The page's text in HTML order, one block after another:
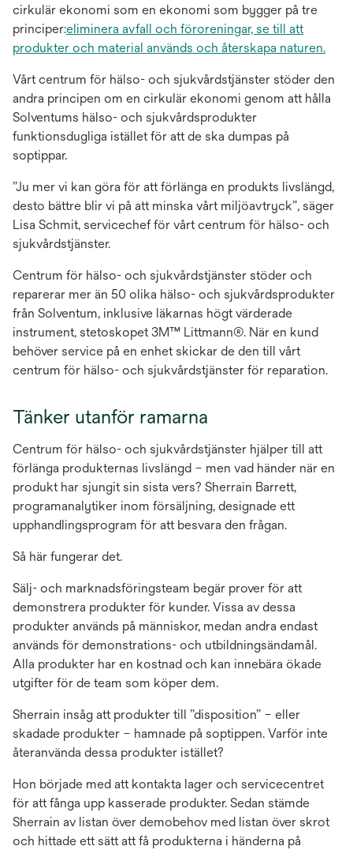
cirkulär ekonomi som en ekonomi som bygger på tre
principer:eliminera avfall och föroreningar, se till att
produkter och material används och återskapa naturen.
Vårt centrum för hälso- och sjukvårdstjänster stöder den
andra principen om en cirkulär ekonomi genom att hålla
Solventums hälso- och sjukvårdsprodukter
funktionsdugliga istället för att de ska dumpas på
soptippar.
”Ju mer vi kan göra för att förlänga en produkts livslängd,
desto bättre blir vi på att minska vårt miljöavtryck”, säger
Lisa Schmit, servicechef för vårt centrum för hälso- och
sjukvårdstjänster.
Centrum för hälso- och sjukvårdstjänster stöder och
reparerar mer än 50 olika hälso- och sjukvårdsprodukter
från Solventum, inklusive läkarnas högt värderade
instrument, stetoskopet 3M™ Littmann®. När en kund
behöver service på en enhet skickar de den till vårt
centrum för hälso- och sjukvårdstjänster för reparation.
Tänker utanför ramarna
Centrum för hälso- och sjukvårdstjänster hjälper till att
förlänga produkternas livslängd – men vad händer när en
produkt har sjungit sin sista vers? Sherrain Barrett,
programanalytiker inom försäljning, designade ett
upphandlingsprogram för att besvara den frågan.
Så här fungerar det.
Sälj- och marknadsföringsteam begär prover för att
demonstrera produkter för kunder. Vissa av dessa
produkter används på människor, medan andra endast
används för demonstrations- och utbildningsändamål.
Alla produkter har en kostnad och kan innebära ökade
utgifter för de team som köper dem.
Sherrain insåg att produkter till ”disposition” – eller
skadade produkter – hamnade på soptippen. Varför inte
återanvända dessa produkter istället?
Hon började med att kontakta lager och servicecentret
för att fånga upp kasserade produkter. Sedan stämde
Sherrain av listan över demobehov med listan över skrot
och hittade ett sätt att få produkterna i händerna på